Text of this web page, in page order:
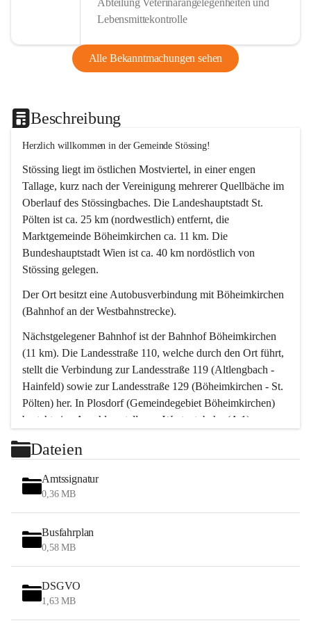
Abteilung Veterinärangelegenheiten und
Lebensmittekontrolle
Alle Bekanntmachungen sehen
Beschreibung
Herzlich willkommen in der Gemeinde Stössing!
Stössing liegt im östlichen Mostviertel, in einer engen
Tallage, kurz nach der Vereinigung mehrerer Quellbäche im
Oberlauf des Stössingbaches. Die Landeshauptstadt St.
Pölten ist ca. 25 km (nordwestlich) entfernt, die
Marktgemeinde Böheimkirchen ca. 11 km. Die
Bundeshauptstadt Wien ist ca. 40 km nordöstlich von
Stössing gelegen.
Der Ort besitzt eine Autobusverbindung mit Böheimkirchen
(Bahnhof an der Westbahnstrecke).
Nächstgelegener Bahnhof ist der Bahnhof Böheimkirchen
(11 km). Die Landesstraße 110, welche durch den Ort führt,
stellt die Verbindung zur Landesstraße 119 (Altlengbach -
Hainfeld) sowie zur Landesstraße 129 (Böheimkirchen - St.
Pölten) her. In Plosdorf (Gemeindegebiet Böheimkirchen)
besteht eine Anschlussstelle zur Westautobahn (A 1).
Wien erreicht man in ca. 45 Minuten.
Stössing zählt noch zum Naherholungsraum Wien sowie
zum Naherholungsraum St. Pölten. Viele Bauernhöfe hatten
„ihre Wiener“. Seit 1960 bauten viele Wiener
Wochenendhäuser im Gemeindegebiet. Wegen des
waldreichen Jagdgebietes haben viele Jagdpächter ihre
Das Wandern ist aus touristischer Sicht die bedeutendste
Tätigkeit. Das hügelige Gebiet mit Wanderwegen durch
Wiesen, Wälder und Obstkulturen lädt dazu ein. Gefördert
Dateien
Amtssignatur
0,36 MB
Busfahrplan
0,58 MB
DSGVO
1,63 MB